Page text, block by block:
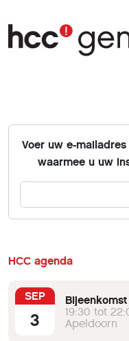
Voer uw e-
waarmee u uw
HCC agenda
SEP
3
19:30 tot
Apeldoorn